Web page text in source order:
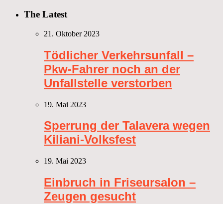
The Latest
21. Oktober 2023
Tödlicher Verkehrsunfall –
Pkw-Fahrer noch an der
Unfallstelle verstorben
19. Mai 2023
Sperrung der Talavera wegen
Kiliani-Volksfest
19. Mai 2023
Einbruch in Friseursalon –
Zeugen gesucht